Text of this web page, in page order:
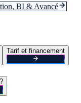
BI & Avancé
Tarif et financement